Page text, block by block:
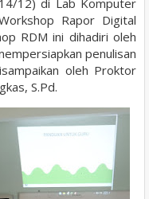
Rapor Digital
RDM ini dihadiri oleh
penulisan
oleh Proktor
S.Pd.